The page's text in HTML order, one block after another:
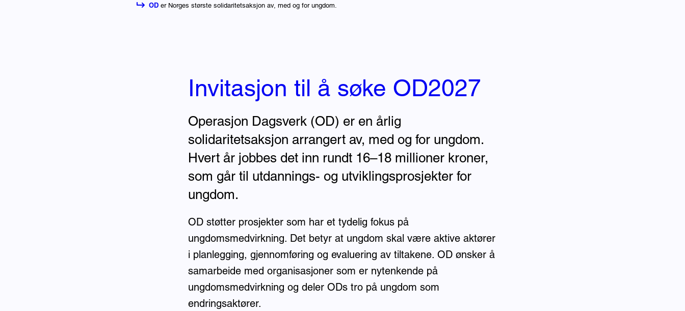
ODer Norges største solidaritetsaksjon av, med og for ungdom.
Invitasjon til å søke OD2027
Operasjon Dagsverk (OD) er en årlig
solidaritetsaksjon arrangert av, med og for ungdom.
Hvert år jobbes det inn rundt 16–18 millioner kroner,
som går til utdannings- og utviklingsprosjekter for
ungdom.
OD støtter prosjekter som har et tydelig fokus på
ungdomsmedvirkning. Det betyr at ungdom skal være aktive aktører
i planlegging, gjennomføring og evaluering av tiltakene. OD ønsker å
samarbeide med organisasjoner som er nytenkende på
ungdomsmedvirkning og deler ODs tro på ungdom som
endringsaktører.